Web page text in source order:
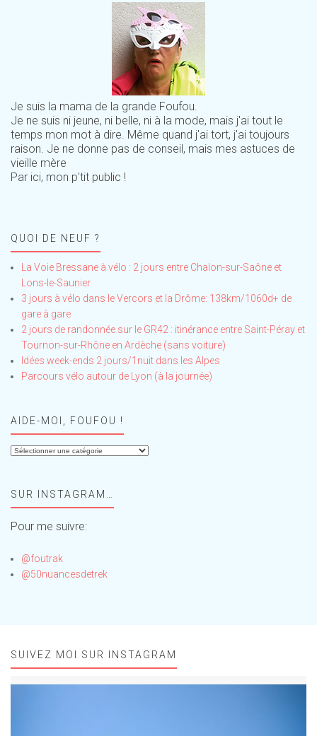
Je suis la mama de la grande Foufou.
Je ne suis ni jeune, ni belle, ni à la mode, mais j'ai tout le
temps mon mot à dire. Même quand j'ai tort, j'ai toujours
raison. Je ne donne pas de conseil, mais mes astuces de
vieille mère
Par ici, mon p'tit public !
QUOI DE NEUF ?
La Voie Bressane à vélo : 2 jours entre Chalon-sur-Saône et
Lons-le-Saunier
3 jours à vélo dans le Vercors et la Drôme: 138km/1060d+ de
gare à gare
2 jours de randonnée sur le GR42 : itinérance entre Saint-Péray et
Tournon-sur-Rhône en Ardèche (sans voiture)
Idées week-ends 2 jours/1nuit dans les Alpes
Parcours vélo autour de Lyon (à la journée)
AIDE-MOI, FOUFOU !
Aide-
!SUR INSTAGRAM…
Pour me suivre:
@foutrak
@50nuancesdetrek
SUIVEZ MOI SUR INSTAGRAM